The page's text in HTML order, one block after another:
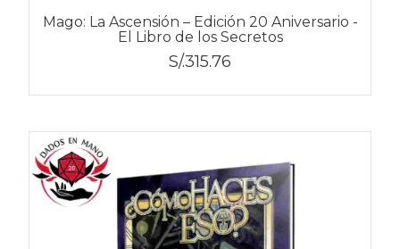
Mago: La Ascensión – Edición 20 Aniversario -
El Libro de los Secretos
S/.315.76